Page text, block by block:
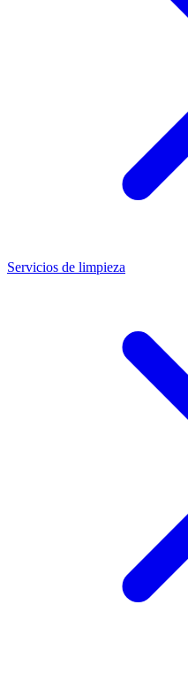
Servicios de limpieza